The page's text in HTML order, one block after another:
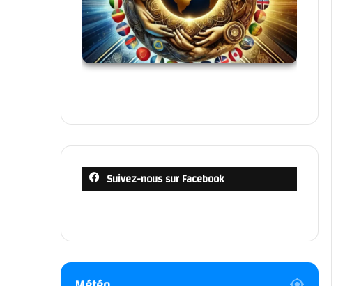
Suivez-nous sur Facebook